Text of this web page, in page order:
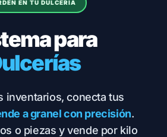
EN TU DULCERÍA
para
inventarios, conecta tus
a granel con precisión.
o piezas y vende por kilo